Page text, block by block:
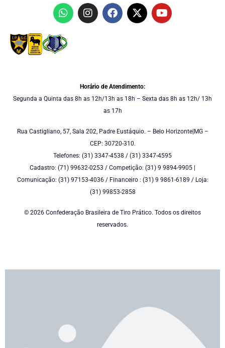
Horário de Atendimento:
Segunda a Quinta das 8h as 12h/13h as 18h – Sexta das 8h as 12h/ 13h
as 17h
Rua Castigliano, 57, Sala 202, Padre Eustáquio. – Belo Horizonte|MG –
CEP: 30720-310.
Telefones: (31) 3347-4538 / (31) 3347-4595
Cadastro: (71) 99632-0253 / Competição: (31) 9 9894-9905 |
Comunicação: (31) 97153-4036 / Financeiro : (31) 9 9861-6189 / Loja:
(31) 99853-2858
© 2026 Confederação Brasileira de Tiro Prático. Todos os direitos
reservados.